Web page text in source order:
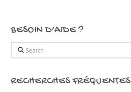
BESOIN D’AIDE ?
Search
RECHERCHES FRÉQUENTES